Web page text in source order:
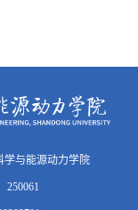
学与能源动力学院
250061